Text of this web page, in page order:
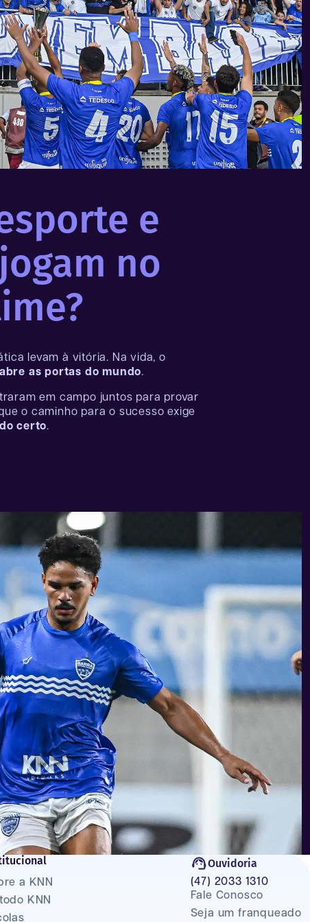
e
no
levam à vitória. Na vida, o
abre as portas do mundo.
em campo juntos para provar
o caminho para o sucesso exige
certo.
a KNN
KNN
Ouvidoria
(47) 2033 1310
Fale Conosco
Seja um franqueado